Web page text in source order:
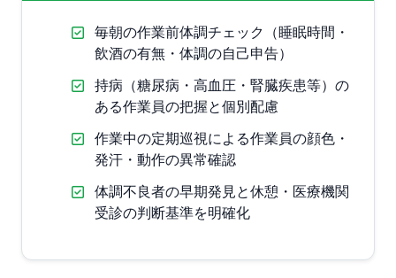
毎朝の作業前体調チェック（睡眠時間・
飲酒の有無・体調の自己申告）
持病（糖尿病・高血圧・腎臓疾患等）の
ある作業員の把握と個別配慮
作業中の定期巡視による作業員の顔色・
発汗・動作の異常確認
体調不良者の早期発見と休憩・医療機関
受診の判断基準を明確化